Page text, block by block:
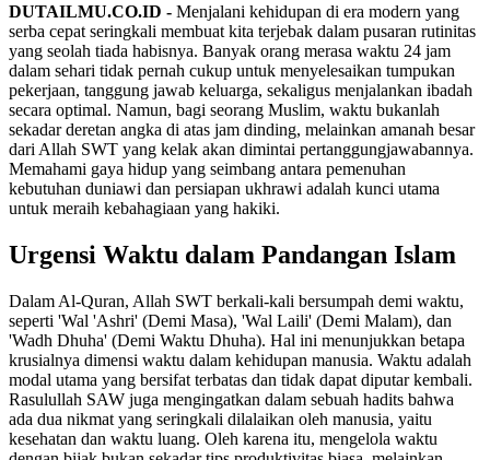
DUTAILMU.CO.ID - Menjalani kehidupan di era modern yang
serba cepat seringkali membuat kita terjebak dalam pusaran rutinitas
yang seolah tiada habisnya. Banyak orang merasa waktu 24 jam
dalam sehari tidak pernah cukup untuk menyelesaikan tumpukan
pekerjaan, tanggung jawab keluarga, sekaligus menjalankan ibadah
secara optimal. Namun, bagi seorang Muslim, waktu bukanlah
sekadar deretan angka di atas jam dinding, melainkan amanah besar
dari Allah SWT yang kelak akan dimintai pertanggungjawabannya.
Memahami gaya hidup yang seimbang antara pemenuhan
kebutuhan duniawi dan persiapan ukhrawi adalah kunci utama
untuk meraih kebahagiaan yang hakiki.
Urgensi Waktu dalam Pandangan Islam
Dalam Al-Quran, Allah SWT berkali-kali bersumpah demi waktu,
seperti 'Wal 'Ashri' (Demi Masa), 'Wal Laili' (Demi Malam), dan
'Wadh Dhuha' (Demi Waktu Dhuha). Hal ini menunjukkan betapa
krusialnya dimensi waktu dalam kehidupan manusia. Waktu adalah
modal utama yang bersifat terbatas dan tidak dapat diputar kembali.
Rasulullah SAW juga mengingatkan dalam sebuah hadits bahwa
ada dua nikmat yang seringkali dilalaikan oleh manusia, yaitu
kesehatan dan waktu luang. Oleh karena itu, mengelola waktu